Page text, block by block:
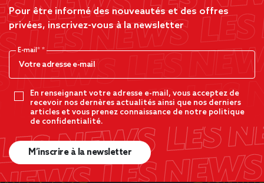
Pour être informé des nouveautés et des offres
privées, inscrivez-vous à la newsletter
E-mail*
En renseignant votre adresse e-mail, vous acceptez de
recevoir nos dernères actualités ainsi que nos derniers
articles et vous prenez connaissance de notre politique
de confidentialité.
M’inscrire à la newsletter